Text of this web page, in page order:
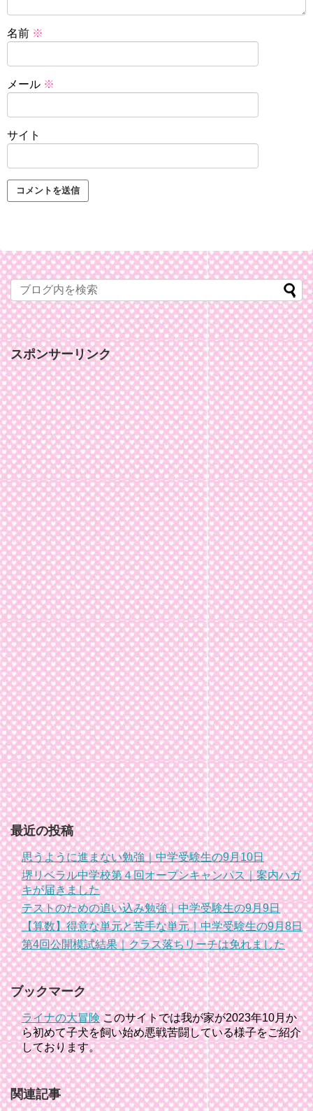
名前 ※
メール ※
サイト
スポンサーリンク
最近の投稿
思うように進まない勉強｜中学受験生の9月10日
堺リベラル中学校第４回オープンキャンパス｜案内ハガ
キが届きました
テストのための追い込み勉強｜中学受験生の9月9日
【算数】得意な単元と苦手な単元｜中学受験生の9月8日
第4回公開模試結果｜クラス落ちリーチは免れました
ブックマーク
ライナの大冒険このサイトでは我が家が2023年10月か
ら初めて子犬を飼い始め悪戦苦闘している様子をご紹介
しております。
関連記事